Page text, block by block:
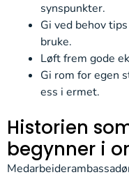
synspunkter.
Gi ved behov
bruke.
Løft frem gode
Gi rom for egen
ess i ermet.
Historien
begynner i